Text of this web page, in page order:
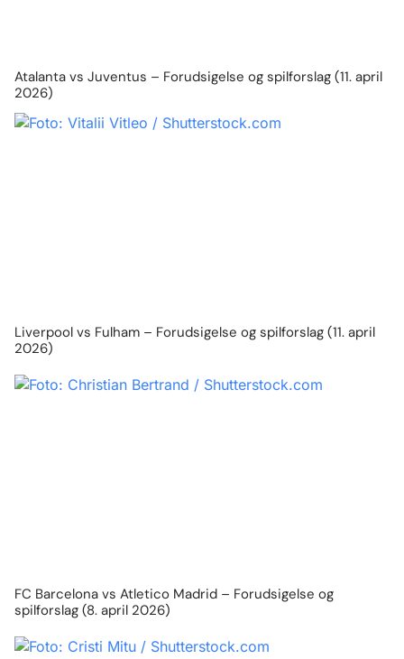
Atalanta vs Juventus – Forudsigelse og spilforslag (11. april
2026)
Liverpool vs Fulham – Forudsigelse og spilforslag (11. april
2026)
FC Barcelona vs Atletico Madrid – Forudsigelse og
spilforslag (8. april 2026)